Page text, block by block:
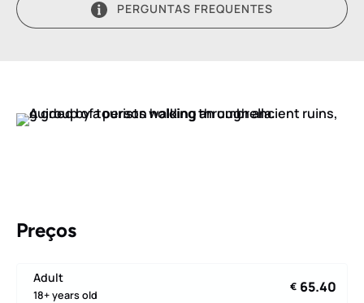
PERGUNTAS FREQUENTES
Preços
Adult
18+ years old
€ 65.40